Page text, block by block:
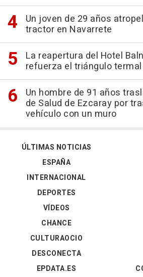
Un joven de 29 años
tractor en Navarrete
La reapertura del Hotel
refuerza el triángulo
Un hombre de 91 años
de Salud de Ezcaray por
vehículo con un muro
ÚLTIMAS NOTICIAS
ESPAÑA
INTERNACIONAL
DEPORTES
VÍDEOS
CHANCE
CULTURAOCIO
DESCONECTA
EPDATA.ES